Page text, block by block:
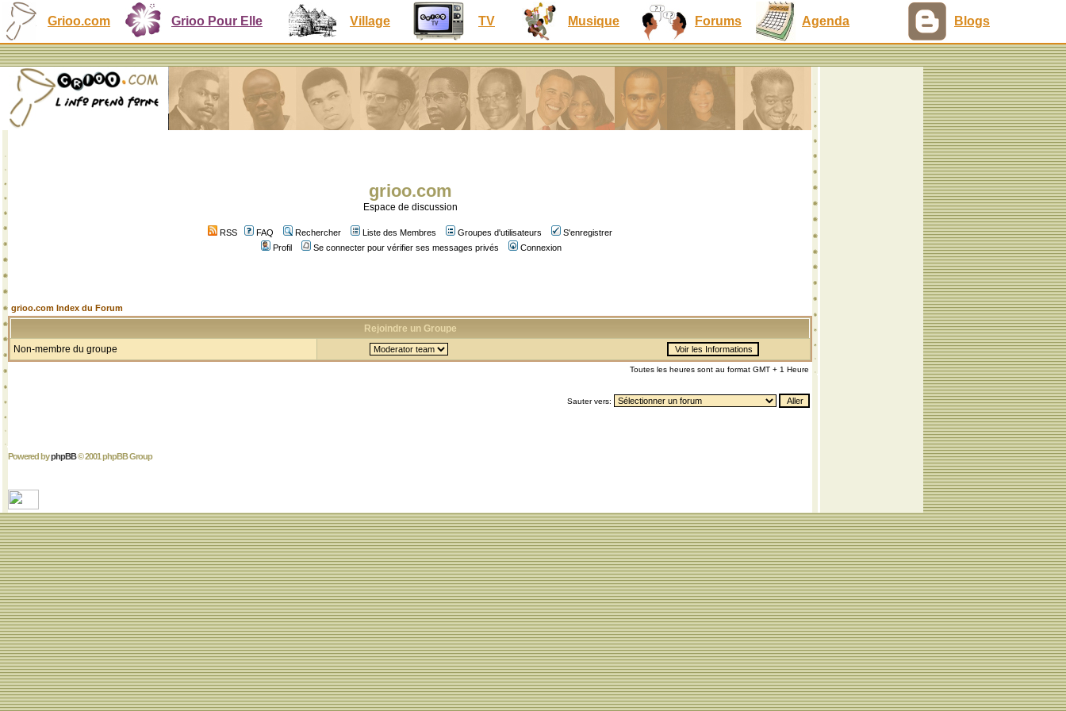
Grioo.com Grioo Pour Elle Village TV Musique Forums Agenda Blogs
grioo.com
Espace de discussion
RSS FAQ Rechercher Liste des Membres Groupes d'utilisateurs
S'enregistrer
Profil
Se connecter pour vérifier ses messages privés Connexion
grioo.com Index du Forum
Rejoindre un Groupe
Non-membre du groupe
Toutes les heures sont au format GMT + 1 Heure
Sauter vers:
Powered byphpBB© 2001 phpBB Group